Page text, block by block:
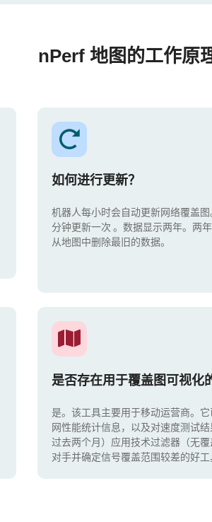
nPerf 地图的工作原
如何进行更新？
机器人每小时会自动更新网络覆盖
分钟更新一次 。数据显示两年。两
从地图中删除最旧的数据。
是否存在用于覆盖图可视化
是。该工具主要用于移动运营商。
网性能统计信息，以及对速度测试
过去两个月）应用技术过滤器（无
对手并确定信号覆盖范围较差的好工